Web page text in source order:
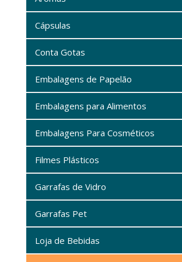
Cápsulas
Conta Gotas
Embalagens de Papelão
Embalagens para Alimentos
Embalagens Para Cosméticos
Filmes Plásticos
Garrafas de Vidro
Garrafas Pet
Loja de Bebidas